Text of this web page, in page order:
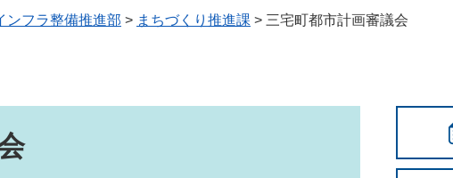
索
ンフラ整備推進部 > まちづくり推進課 > 三宅町都市計画審議会